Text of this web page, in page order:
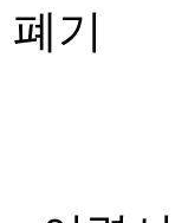
폐기